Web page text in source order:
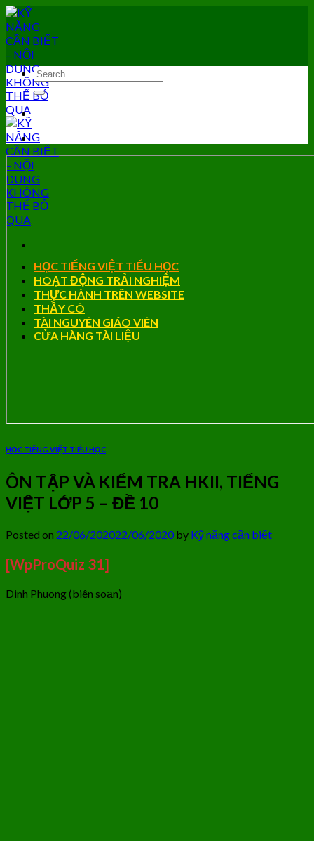
Skip
to
content
HỌC TIẾNG VIỆT TIỂU HỌC
HOẠT ĐỘNG TRẢI NGHIỆM
THỰC HÀNH TRÊN WEBSITE
THẦY CÔ
TÀI NGUYÊN GIÁO VIÊN
CỬA HÀNG TÀI LIỆU
HỌC TIẾNG VIỆT TIỂU HỌC
ÔN TẬP VÀ KIỂM TRA HKII, TIẾNG
VIỆT LỚP 5 – ĐỀ 10
Posted on 22/06/202022/06/2020by Kỹ năng cần biết
[WpProQuiz 31]
Dinh Phuong (biên soạn)